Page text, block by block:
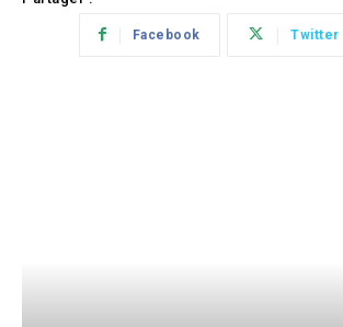
Facebook Twitter